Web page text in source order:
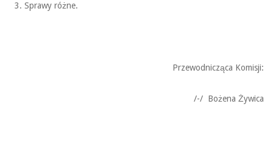
Sprawy różne.
Przewodnicząca Komisji:
/-/ Bożena Żywica